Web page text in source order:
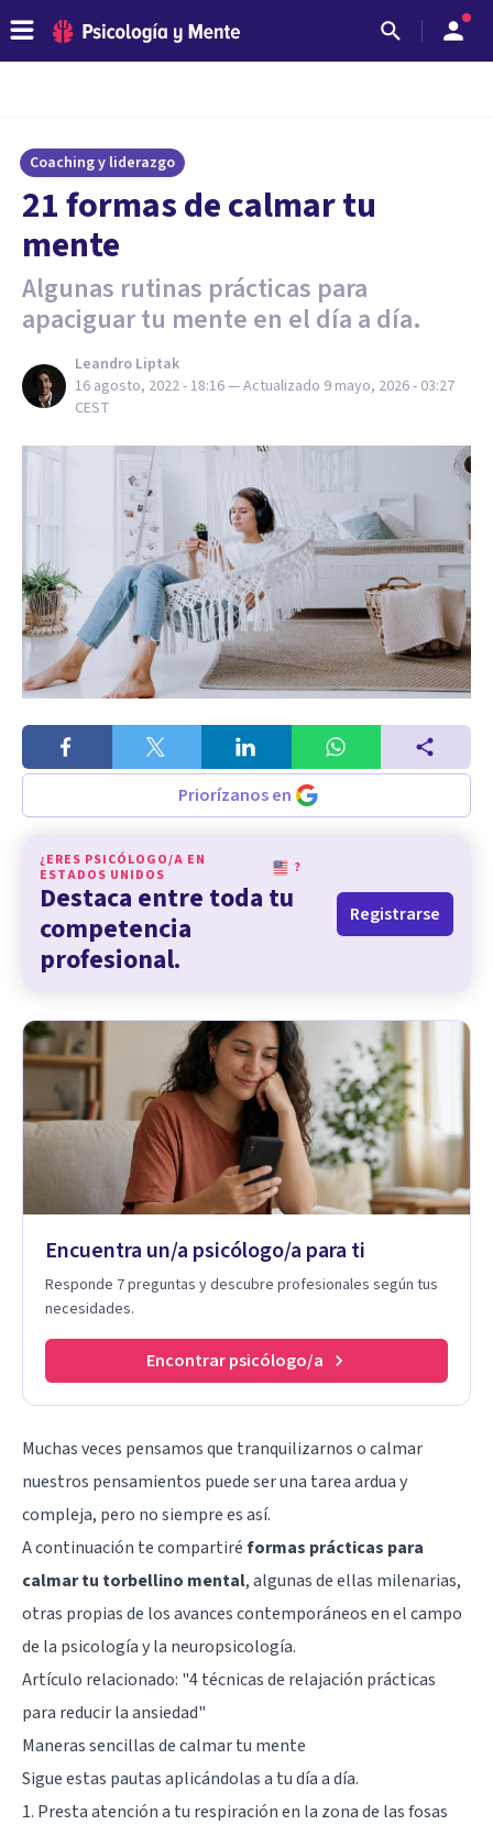
Coaching y liderazgo
21 formas de calmar tu
mente
Algunas rutinas prácticas para
apaciguar tu mente en el día a día.
Leandro Liptak
16 agosto, 2022 - 18:16— Actualizado 9 mayo, 2026 - 03:27
CEST
Priorízanos en
¿ERES PSICÓLOGO/A EN
ESTADOS UNIDOS
?
Destaca entre toda tu
competencia
profesional.
Registrarse
Encuentra un/a psicólogo/a para ti
Responde 7 preguntas y descubre profesionales según tus
necesidades.
Encontrar psicólogo/a
Muchas veces pensamos que tranquilizarnos o calmar
nuestros pensamientos puede ser una tarea ardua y
compleja, pero no siempre es así.
A continuación te compartiréformas prácticas para
calmar tu torbellino mental, algunas de ellas milenarias,
otras propias de los avances contemporáneos en el campo
de la psicología y la neuropsicología.
Artículo relacionado: "4 técnicas de relajación prácticas
para reducir la ansiedad"
Maneras sencillas de calmar tu mente
Sigue estas pautas aplicándolas a tu día a día.
1. Presta atención a tu respiración en la zona de las fosas